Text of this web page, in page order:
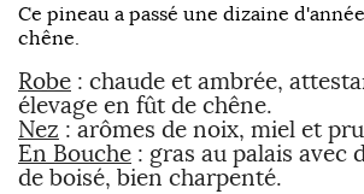
Ce pineau a passé une dizaine
chêne.
Robe : chaude et ambrée,
élevage en fût de chêne.
Nez : arômes de noix, miel et
En Bouche : gras au palais avec
de boisé, bien charpenté.